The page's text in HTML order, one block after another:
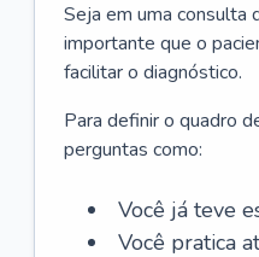
Seja em uma consulta
importante que o
facilitar o diagnóstico.
Para definir o quadro
perguntas como:
Você já teve
Você pratica